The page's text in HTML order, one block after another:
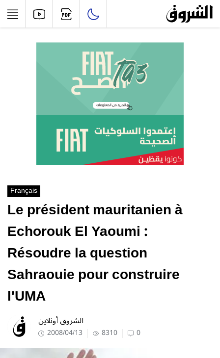
Français
Le président mauritanien à
Echorouk El Yaoumi :
Résoudre la question
Sahraouie pour construire
l'UMA
الشروق أونلاين
2008/04/13 8310 0